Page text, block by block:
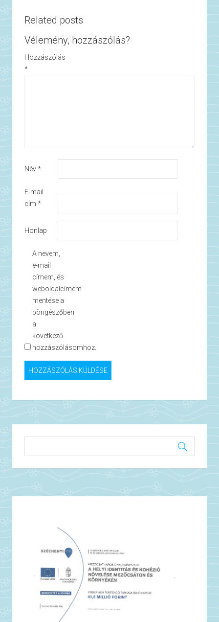
Related posts
Vélemény, hozzászólás?
Hozzászólás
*
Név*
E-mail
cím *
Honlap
A nevem,
e-mail
címem, és
weboldalcímem
mentése a
böngészőben
a
következő
hozzászólásomhoz.